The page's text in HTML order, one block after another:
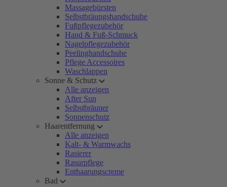
Massagebürsten
Selbstbräungshandschuhe
Fußpflegezubehör
Hand & Fuß-Schmuck
Nagelpflegezubehör
Peelinghandschuhe
Pflege Accessoires
Waschlappen
Sonne & Schutz
Alle anzeigen
After Sun
Selbstbräuner
Sonnenschutz
Haarentfernung
Alle anzeigen
Kalt- & Warmwachs
Rasierer
Rasurpflege
Enthaarungscreme
Bad